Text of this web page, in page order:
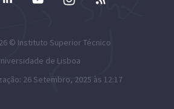
© Instituto Superior Técnico
de Lisboa
26 Setembro, 2025 às 12:17